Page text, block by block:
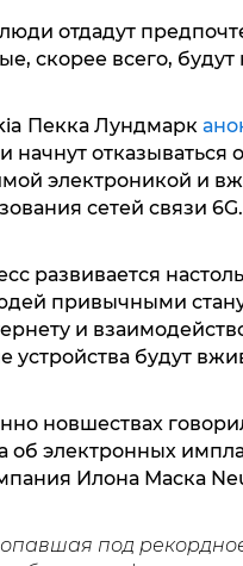
люди отдадут
скорее всего, будут
Пекка Лундмарк
отказываться
электроникой и
сетей связи 6G.
развивается
привычными
и
устройства будут
новшествах
об электронных
Илона Маска
под